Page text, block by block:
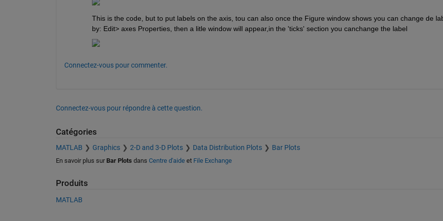
This is the code, but to put labels on the axis, tou can also once the Figure window shows you can change de
by: Edit> axes Properties, then a litle window will appear,in the 'ticks' section you canchange the label
Connectez-vous pour commenter.
Connectez-vous pour répondre à cette question.
Catégories
MATLAB Graphics 2-D and 3-D Plots Data Distribution Plots Bar Plots
En savoir plus sur Bar Plots dans Centre d'aideet File Exchange
Produits
MATLAB